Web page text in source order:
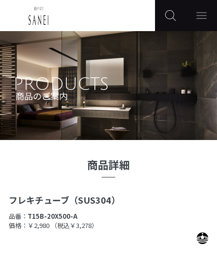
PRODUCTS
商品のご案内
商品詳細
フレキチューブ（SUS304）
品番： T15B-20X500-A
価格：￥2,980
（税込￥3,278）